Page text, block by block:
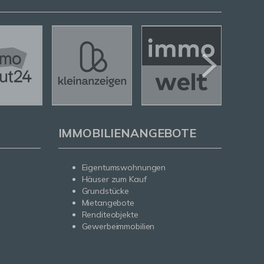
IMMOBILIENANGEBOTE
Eigentumswohnungen
Häuser zum Kauf
Grundstücke
Mietangebote
Renditeobjekte
Gewerbeimmobilien